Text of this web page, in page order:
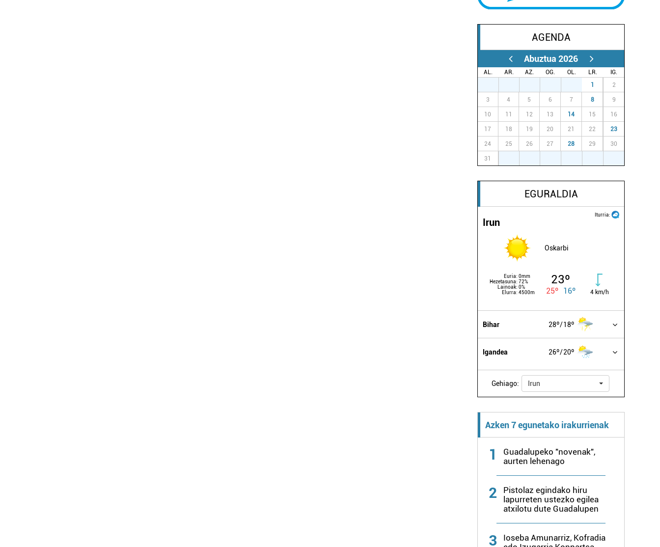
AGENDA
Abuztua 2026
AL. AR. AZ. OG. OL. LR.
IG.
1 2
3 4 5 6 7 8 9
10 11 12 13 14 15 16
17 18 19 20 21 22 23
24 25 26 27 28 29 30
31
EGURALDIA
Iturria:
Irun
Oskarbi
Euria: 0mm
Hezetasuna: 72%
Lainoak: 0%
Elurra: 4500m
23º
25º 16º 4 km/h
Bihar 28º 18º
Igandea 26º 20º
Gehiago: Irun
Azken 7 egunetako irakurrienak
1
Guadalupeko "novenak",
aurten lehenago
2
Pistolaz egindako hiru
lapurreten ustezko egilea
atxilotu dute Guadalupen
3
Ioseba Amunarriz, Kofradia